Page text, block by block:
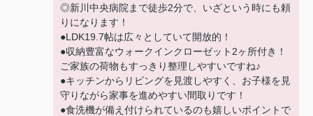
◎新川中央病院まで徒歩2分で、いざという時にも頼
りになります！
●LDK19.7帖は広々としていて開放的！
●収納豊富なウォークインクローゼット2ヶ所付き！
ご家族の荷物もすっきり整理しやすいですね♪
●キッチンからリビングを見渡しやすく、お子様を見
守りながら家事を進めやすい間取りです！
●食洗機が備え付けられているのも嬉しいポイントで